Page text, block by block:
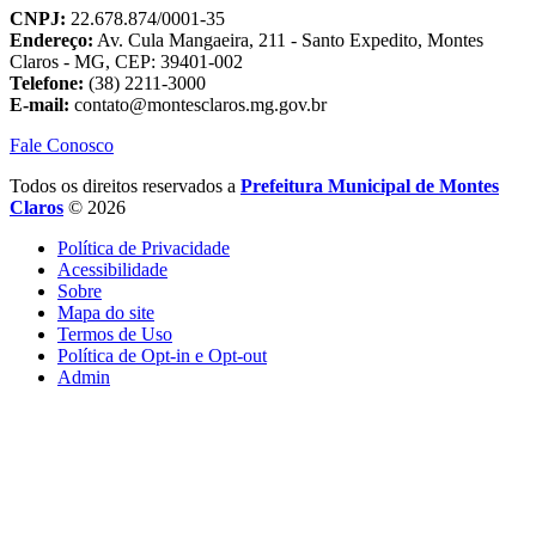
CNPJ: 22.678.874/0001-35
Endereço: Av. Cula Mangaeira, 211 - Santo Expedito, Montes
Claros - MG, CEP: 39401-002
Telefone: (38) 2211-3000
E-mail: contato@montesclaros.mg.gov.br
Fale Conosco
Todos os direitos reservados a Prefeitura Municipal de Montes
Claros © 2026
Política de Privacidade
Acessibilidade
Sobre
Mapa do site
Termos de Uso
Política de Opt-in e Opt-out
Admin